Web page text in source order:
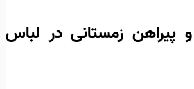
زمستانی در لباس